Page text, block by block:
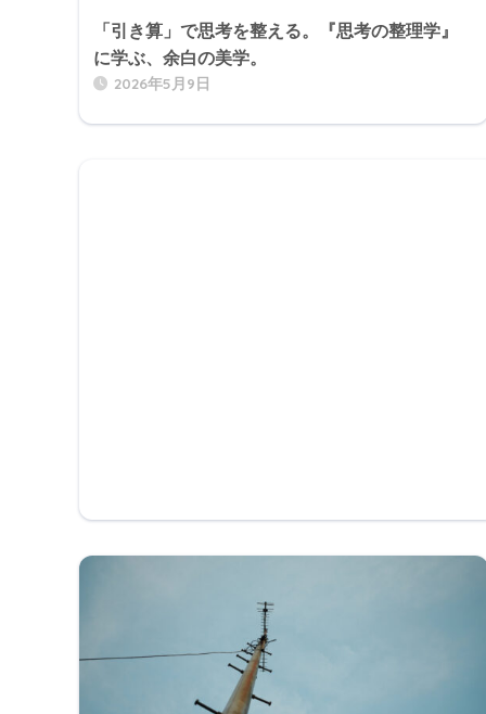
「引き算」で思考を整える。『思考の整理学』
に学ぶ、余白の美学。
2026年5月9日